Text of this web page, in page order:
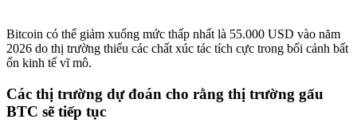
Bitcoin có thể giảm xuống mức thấp nhất là 55.000 USD vào năm
2026 do thị trường thiếu các chất xúc tác tích cực trong bối cảnh bất
ổn kinh tế vĩ mô.
Các thị trường dự đoán cho rằng thị trường gấu
BTC sẽ tiếp tục